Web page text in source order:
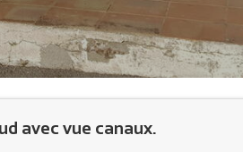
avec vue canaux.